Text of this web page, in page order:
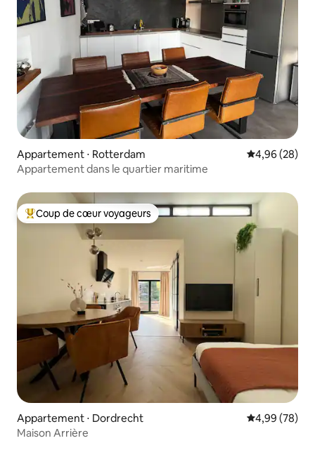
Appartement ⋅ Rotterdam Évaluation
4,96 (28)
Appartement dans le quartier maritime
Coups de cœur voyageurs les plus appréciés
Coup de cœur voyageurs
Appartement ⋅ Dordrecht Évaluation
4,99 (78)
Maison Arrière